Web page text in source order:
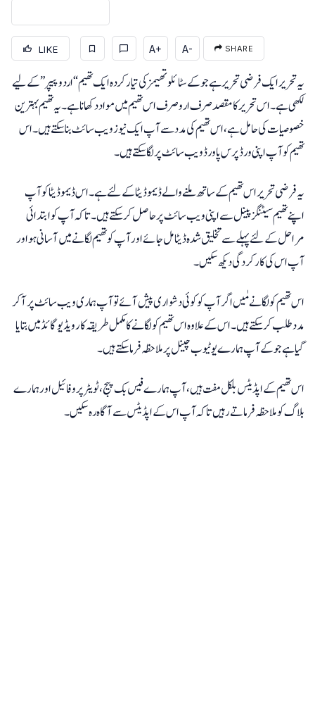
LIKE A+ A- SHARE
یہ تحریر ایک فرضی تحریر ہے جو کے سٹائلو تھیمز کی تیار کردہ ایک تھیم “اردو پیپر” کے لیے
لکھی ہے۔ اس تحریر کا مقصد صرف ارو صرف اس تھیم میں مواد دکھانا ہے۔ یہ تھیم بہترین
خصوصیات کی حامل ہے، اس تھیم کی مدد سے آپ ایک نیوز ویب سائٹ بنا سکتے ہیں۔ اس
تھیم کو آپ اپنی ورڈپرس پاورڈ ویب سائٹ پر لگا سکتے ہیں۔
یہ فرضی تحریر اس تھیم کے ساتھ ملنے والے ڈیمو ڈیٹا کے لئے ہے۔ اس ڈیمو ڈیٹا کو آپ
اپنے تھیم سیٹنگز پینل سے اپنی ویب سائٹ پر حاصل کر سکتے ہیں۔ تاکہ آپ کو ابتدائی
مراحل کے لئے پہلے سے تخلیق شدہ ڈیٹا مل جائے اور آپ کو تھیم لگانے میں آسانی ہو اور
آپ اس کی کارکردگی دیکھ سکیں۔
اس تھیم کو لگانے مٰیں اگر آپ کو کوئی دشواری پیش آئے تو آپ ہماری ویب سائٹ پر آ کر
مدد طلب کر سکتے ہیں۔ اس کے علاوہ اس تھیم کو لگانے کا مکمل طریقہ کار ویڈیو گائڈ میں بتایا
گیا ہے جو کے آپ ہمارے یوٹیوب چینل پر ملاحظہ فرما سکتے ہیں۔
اس تھیم کے اپڈیٹس بلکل مفت ہیں، آپ ہمارے فیس بک پیج، ٹویٹر پروفائیل اور ہمارے
بلاگ کو ملاحظہ فرماتے رہیں تاکہ آپ اس کے اپڈیٹس سے آگاہ رہ سکیں۔